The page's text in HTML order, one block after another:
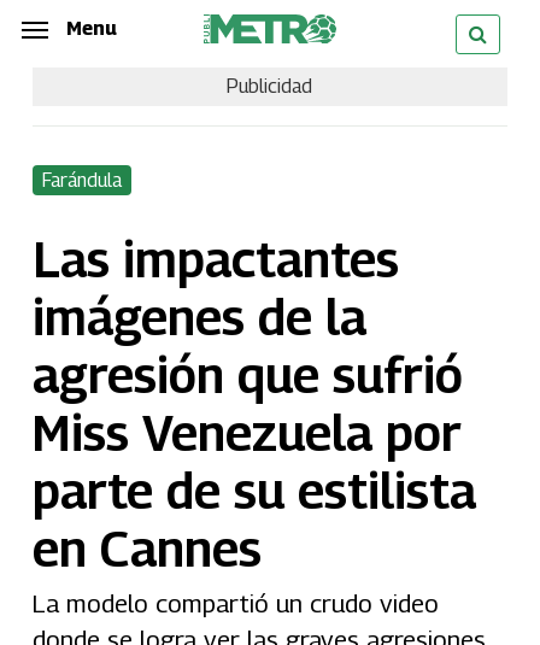
Skip
content
Menu
Publicidad
Farándula
Las impactantes
imágenes de la
agresión que sufrió
Miss Venezuela por
parte de su estilista
en Cannes
La modelo compartió un crudo video
Menu